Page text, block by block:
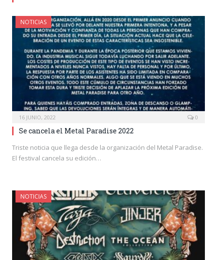
NOTICIAS
16 JUNIO, 2022 0
Se cancela el Metal Paradise 2022
Triste noticia que llega desde la organización del Metal Paradise.
El festival cancela su edición…
NOTICIAS